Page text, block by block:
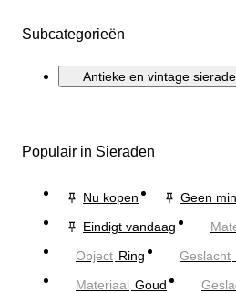
Subcategorieën
Antieke en vintage
Populair in Sieraden
Nu kopen
Geen
Eindigt vandaag
Object Ring Geslacht
Materiaal Goud